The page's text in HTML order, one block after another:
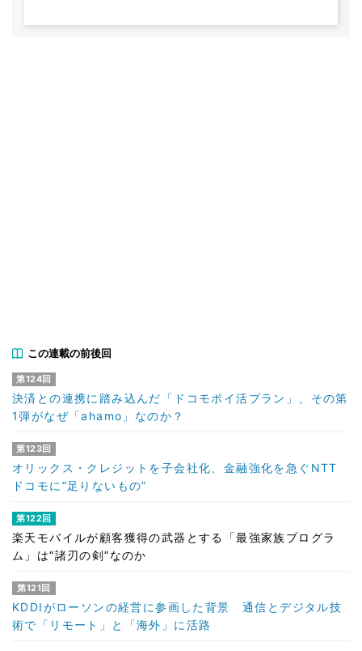
この連載の前後回
第124回
決済との連携に踏み込んだ「ドコモポイ活プラン」、その第
1弾がなぜ「ahamo」なのか？
第123回
オリックス・クレジットを子会社化、金融強化を急ぐNTT
ドコモに“足りないもの”
第122回
楽天モバイルが顧客獲得の武器とする「最強家族プログラ
ム」は“諸刃の剣”なのか
第121回
KDDIがローソンの経営に参画した背景 通信とデジタル技
術で「リモート」と「海外」に活路